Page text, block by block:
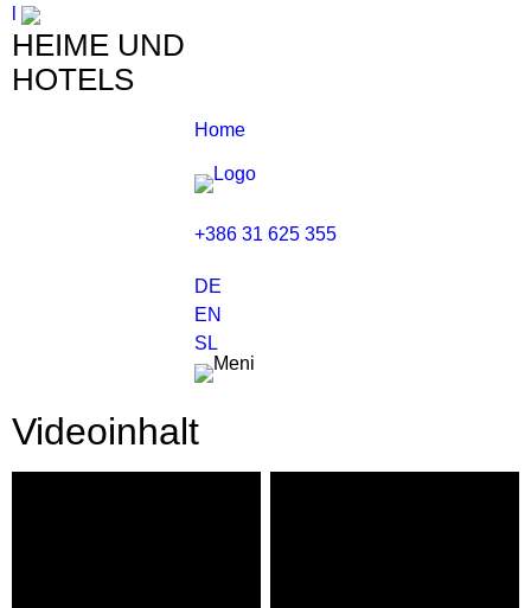
HEIME UND
HOTELS
Home
+386 31 625 355
DE
EN
SL
Videoinhalt